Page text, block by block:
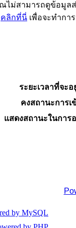
ไม่สามารถดูข้อมูล
คลิกที่นี่ เพื่อจะทำกา
ระยะเวลาที่จะ
คงสถานะการเ
แสดงสถานะในกา